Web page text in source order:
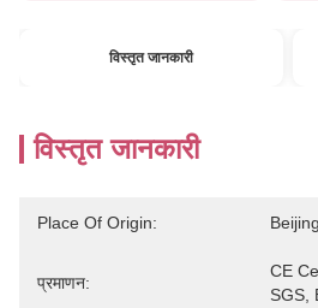
विस्तृत जानकारी
विस्तृत जानकारी
Place Of Origin:
प्रमाणन:
CE
SGS,